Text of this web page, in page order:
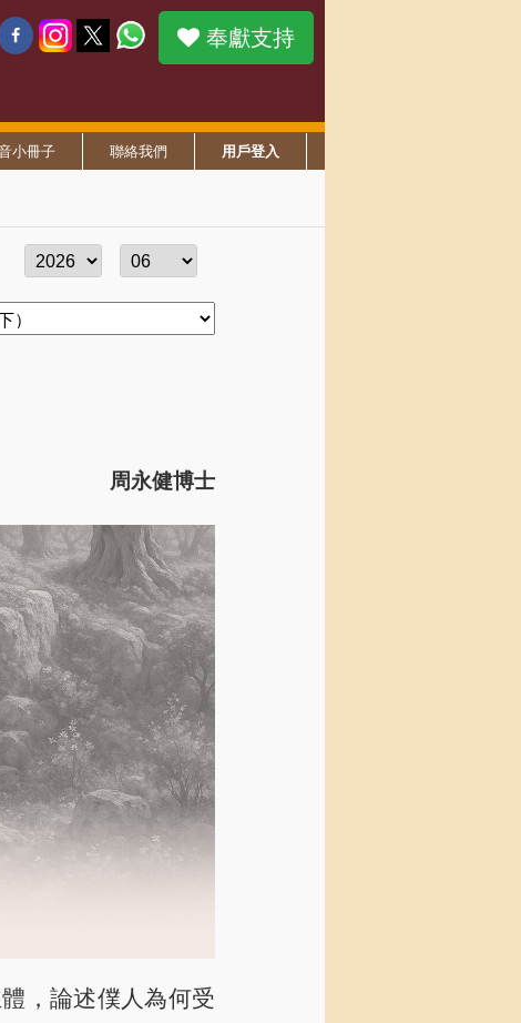
奉獻支持
小冊子 聯絡我們 用戶登入
周永健博士
，論述僕人為何受